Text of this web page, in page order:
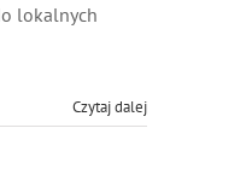
lokalnych
Czytaj dalej